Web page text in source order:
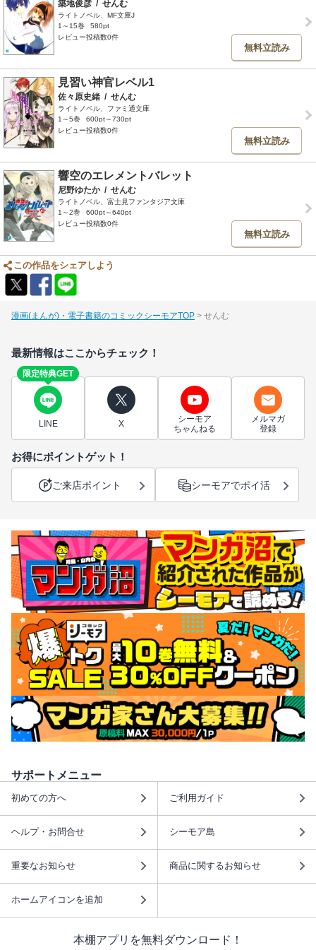
築地俊彦 / せんむ
ライトノベル、MF文庫J
1～15巻
580pt
レビュー投稿数0件
無料立読み
見習い神官レベル1
佐々原史緒 / せんむ
ライトノベル、ファミ通文庫
1～5巻
600pt～730pt
レビュー投稿数0件
無料立読み
響空のエレメントバレット
尼野ゆたか / せんむ
ライトノベル、富士見ファンタジア文庫
1～2巻
600pt～640pt
レビュー投稿数0件
無料立読み
この作品をシェアしよう
漫画(まんが)・電子書籍のコミックシーモアTOP せんむ
最新情報はここからチェック！
限定特典GET
LINE X
シーモア
ちゃんねる
メルマガ
登録
お得にポイントゲット！
ご来店ポイント シーモアでポイ活
サポートメニュー
初めての方へ ご利用ガイド
ヘルプ・お問合せ シーモア島
重要なお知らせ 商品に関するお知らせ
ホームアイコンを追加
本棚アプリを無料ダウンロード！